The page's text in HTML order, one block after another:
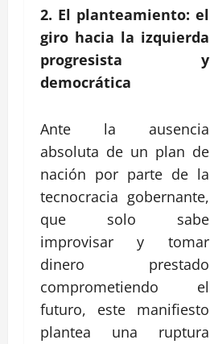
2. El planteamiento: el
giro hacia la izquierda
progresista y
democrática
Ante la ausencia
absoluta de un plan de
nación por parte de la
tecnocracia gobernante,
que solo sabe
improvisar y tomar
dinero prestado
comprometiendo el
futuro, este manifiesto
plantea una ruptura